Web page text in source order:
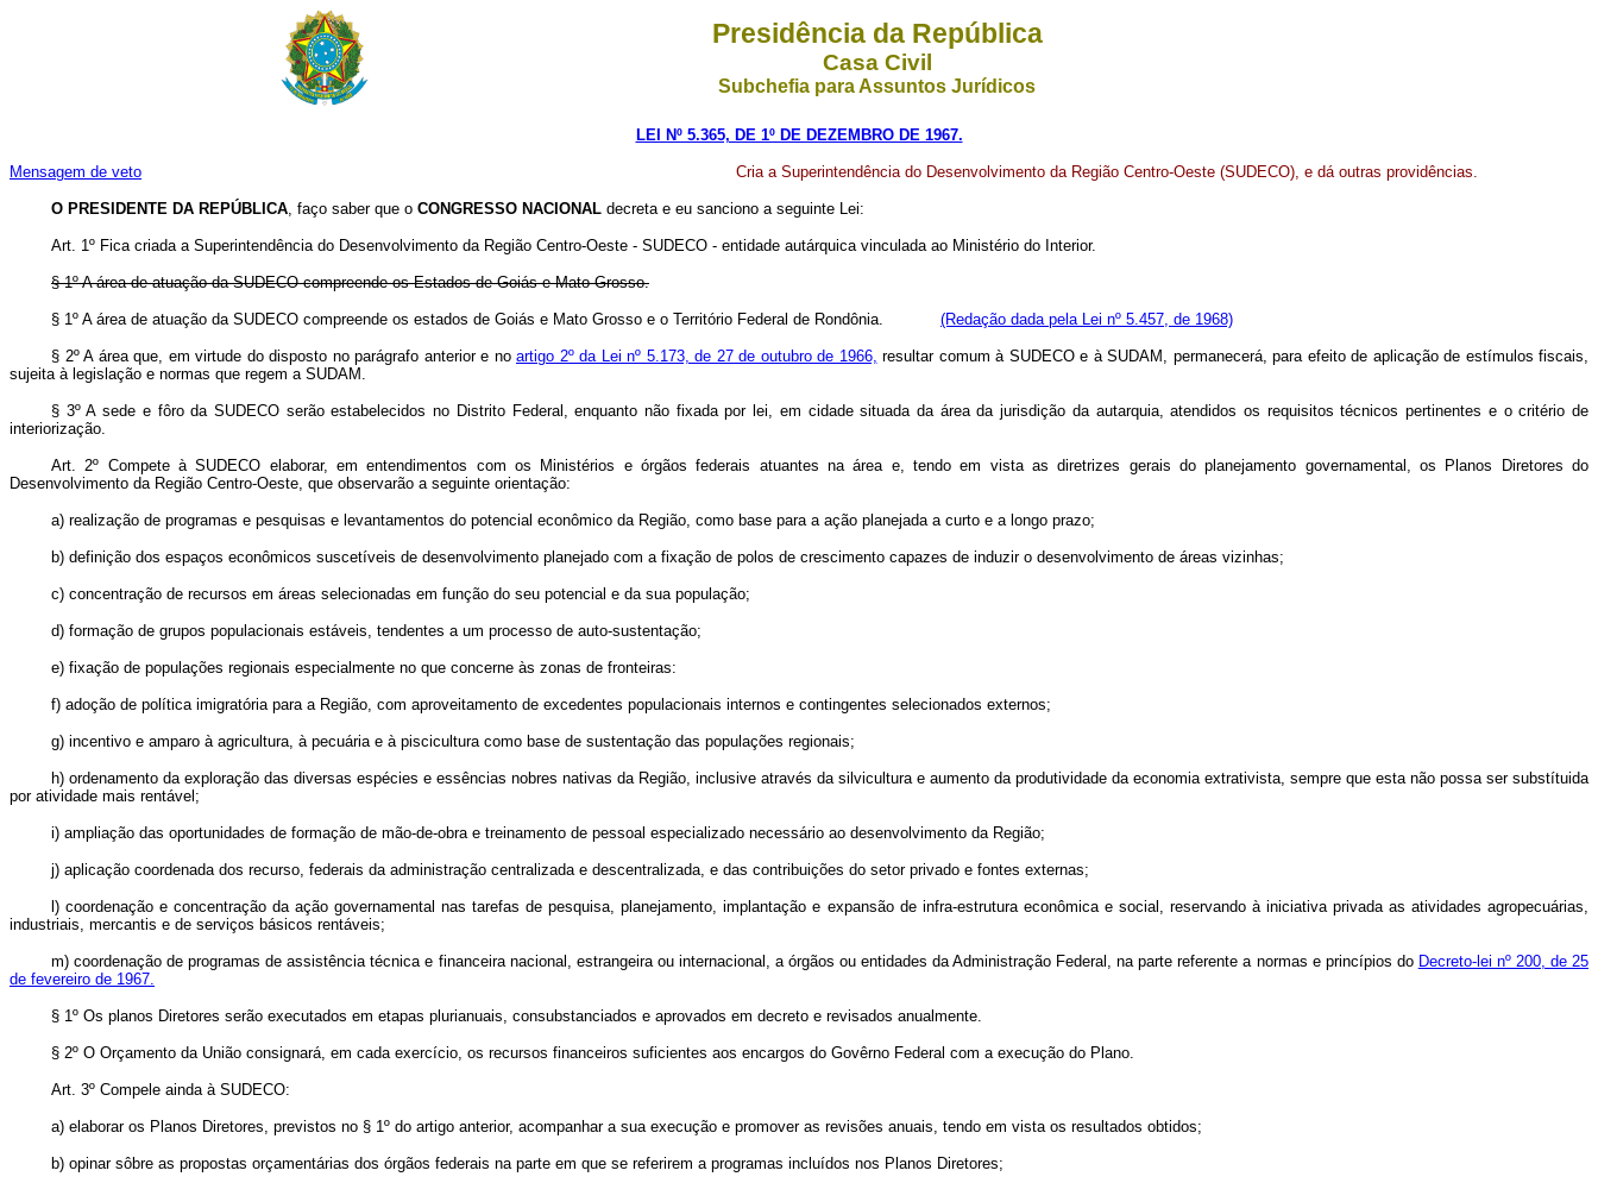
Presidência da República
Casa Civil
Subchefia para Assuntos Jurídicos
LEI Nº 5.365, DE 1º DE DEZEMBRO DE 1967.
Mensagem de veto Cria a Superintendência do Desenvolvimento da Região Centro-Oeste (SUDECO), e dá outras providências.
O PRESIDENTE DA REPÚBLICA, faço saber que o CONGRESSO NACIONAL decreta e eu sanciono a seguinte Lei:
Art. 1º Fica criada a Superintendência do Desenvolvimento da Região Centro-Oeste - SUDECO - entidade autárquica vinculada ao Ministério do Interior.
§ 1º A área de atuação da SUDECO compreende os Estados de Goiás e Mato Grosso.
§ 1º A área de atuação da SUDECO compreende os estados de Goiás e Mato Grosso e o Território Federal de Rondônia. (Redação dada pela Lei nº 5.457, de 1968)
§ 2º A área que, em virtude do disposto no parágrafo anterior e no artigo 2º da Lei nº 5.173, de 27 de outubro de 1966, resultar comum à SUDECO e à SUDAM, permanecerá, para efeito de aplicação de estímulos fiscais,
sujeita à legislação e normas que regem a SUDAM.
§ 3º A sede e fôro da SUDECO serão estabelecidos no Distrito Federal, enquanto não fixada por lei, em cidade situada da área da jurisdição da autarquia, atendidos os requisitos técnicos pertinentes e o critério de
interiorização.
Art. 2º Compete à SUDECO elaborar, em entendimentos com os Ministérios e órgãos federais atuantes na área e, tendo em vista as diretrizes gerais do planejamento governamental, os Planos Diretores do
Desenvolvimento da Região Centro-Oeste, que observarão a seguinte orientação:
a) realização de programas e pesquisas e levantamentos do potencial econômico da Região, como base para a ação planejada a curto e a longo prazo;
b) definição dos espaços econômicos suscetíveis de desenvolvimento planejado com a fixação de polos de crescimento capazes de induzir o desenvolvimento de áreas vizinhas;
c) concentração de recursos em áreas selecionadas em função do seu potencial e da sua população;
d) formação de grupos populacionais estáveis, tendentes a um processo de auto-sustentação;
e) fixação de populações regionais especialmente no que concerne às zonas de fronteiras:
f) adoção de política imigratória para a Região, com aproveitamento de excedentes populacionais internos e contingentes selecionados externos;
g) incentivo e amparo à agricultura, à pecuária e à piscicultura como base de sustentação das populações regionais;
h) ordenamento da exploração das diversas espécies e essências nobres nativas da Região, inclusive através da silvicultura e aumento da produtividade da economia extrativista, sempre que esta não possa ser substítuida
por atividade mais rentável;
i) ampliação das oportunidades de formação de mão-de-obra e treinamento de pessoal especializado necessário ao desenvolvimento da Região;
j) aplicação coordenada dos recurso, federais da administração centralizada e descentralizada, e das contribuições do setor privado e fontes externas;
l) coordenação e concentração da ação governamental nas tarefas de pesquisa, planejamento, implantação e expansão de infra-estrutura econômica e social, reservando à iniciativa privada as atividades agropecuárias,
industriais, mercantis e de serviços básicos rentáveis;
m) coordenação de programas de assistência técnica e financeira nacional, estrangeira ou internacional, a órgãos ou entidades da Administração Federal, na parte referente a normas e princípios do Decreto-lei nº 200, de 25
de fevereiro de 1967.
§ 1º Os planos Diretores serão executados em etapas plurianuais, consubstanciados e aprovados em decreto e revisados anualmente.
§ 2º O Orçamento da União consignará, em cada exercício, os recursos financeiros suficientes aos encargos do Govêrno Federal com a execução do Plano.
Art. 3º Compele ainda à SUDECO:
a) elaborar os Planos Diretores, previstos no § 1º do artigo anterior, acompanhar a sua execução e promover as revisões anuais, tendo em vista os resultados obtidos;
b) opinar sôbre as propostas orçamentárias dos órgãos federais na parte em que se referirem a programas incluídos nos Planos Diretores;